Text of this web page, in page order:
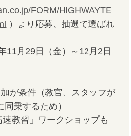
FORM/HIGHWAYTE
）より応募、抽選で選ばれ
月29日（金）～12月2日
が条件（教官、スタッフが
乗するため）
教習」 ワークショップも